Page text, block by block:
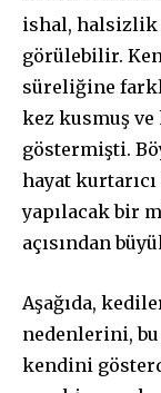
ishal, halsizlik
görülebilir.
süreliğine
kez kusmuş
göstermişti.
hayat
yapılacak bir
açısından
Aşağıda,
nedenlerini,
kendini